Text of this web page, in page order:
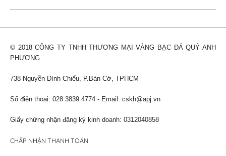
© 2018 CÔNG TY TNHH THƯƠNG MẠI VÀNG BẠC ĐÁ QUÝ ANH
PHƯƠNG
738 Nguyễn Đình Chiểu, P.Bàn Cờ, TPHCM
Số điện thoại: 028 3839 4774 - Email: cskh@apj.vn
Giấy chứng nhận đăng ký kinh doanh: 0312040858
CHẤP NHẬN THANH TOÁN